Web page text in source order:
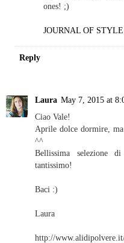
ones! ;)
JOURNAL OF STYLE
Reply
Laura May 7, 2015 at
Ciao Vale!
Aprile dolce dormire,
^^
Bellissima selezione
tantissimo!
Baci :)
Laura
http://